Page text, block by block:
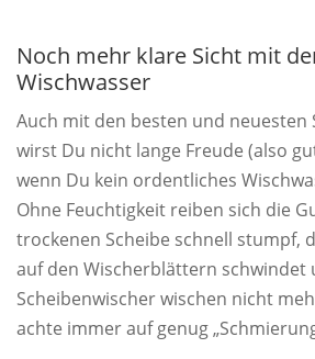
Noch mehr klare Sicht mit
Wischwasser
Auch mit den besten und neuesten
wirst Du nicht lange Freude (also
wenn Du kein ordentliches
Ohne Feuchtigkeit reiben sich die
trockenen Scheibe schnell stumpf,
auf den Wischerblättern schwindet
Scheibenwischer wischen nicht
achte immer auf genug